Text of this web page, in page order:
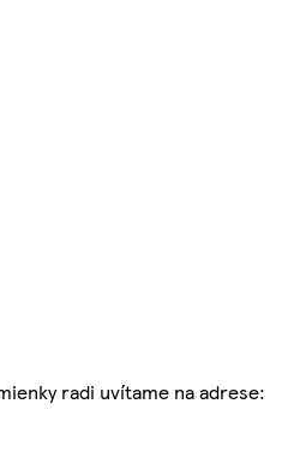
radi uvítame na adrese: